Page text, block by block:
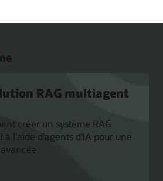
RAG multiagent
créer un système RAG
à l'aide d'agents d'IA pour une